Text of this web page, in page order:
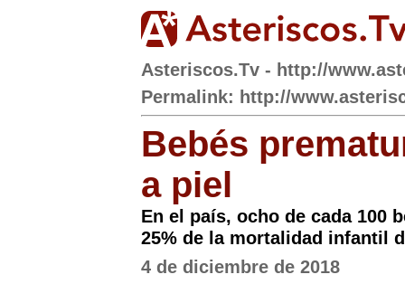
Asteriscos.Tv - http://
Permalink: http://
Bebés
a piel
En el país, ocho de cada 100
25% de la mortalidad infantil
4 de diciembre de 2018